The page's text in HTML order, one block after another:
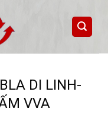
DI LINH-
VVA